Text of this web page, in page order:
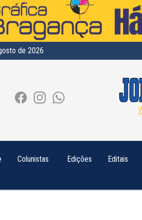
de 2026
Colunistas Edições Editais